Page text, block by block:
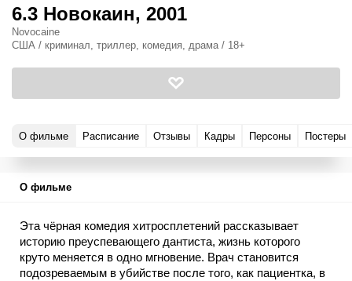
6.3 Новокаин, 2001
Novocaine
США / криминал, триллер, комедия, драма / 18+
О фильме Расписание Отзывы Кадры Персоны Постеры
О фильме
Эта чёрная комедия хитросплетений рассказывает
историю преуспевающего дантиста, жизнь которого
круто меняется в одно мгновение. Врач становится
подозреваемым в убийстве после того, как пациентка, в